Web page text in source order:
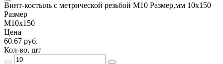
Винт-костыль с метрической резьбой М10 Размер,мм 10х150
Размер
М10х150
Цена
60.67 руб.
Кол-во, шт